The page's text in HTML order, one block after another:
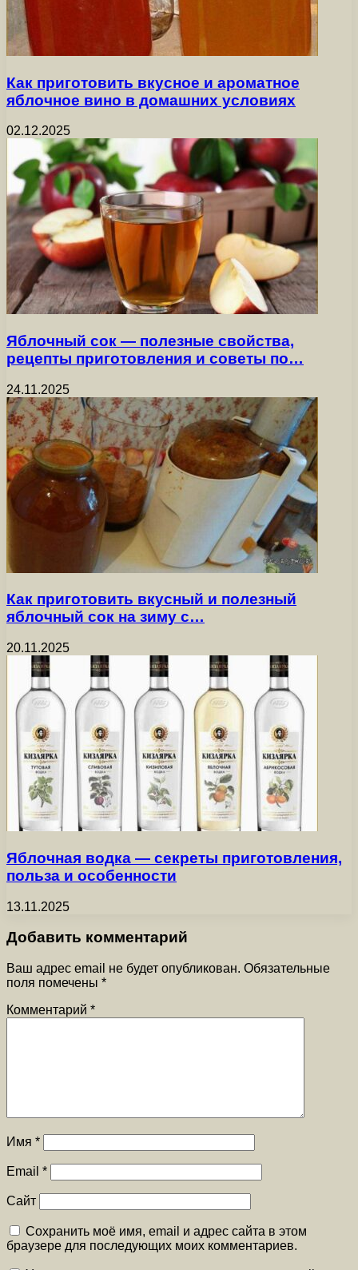
Как приготовить вкусное и ароматное
яблочное вино в домашних условиях
02.12.2025
Яблочный сок — полезные свойства,
рецепты приготовления и советы по…
24.11.2025
Как приготовить вкусный и полезный
яблочный сок на зиму с…
20.11.2025
Яблочная водка — секреты приготовления,
польза и особенности
13.11.2025
Добавить комментарий
Ваш адрес email не будет опубликован. Обязательные
поля помечены *
Комментарий *
Имя *
Email *
Сайт
Сохранить моё имя, email и адрес сайта в этом
браузере для последующих моих комментариев.